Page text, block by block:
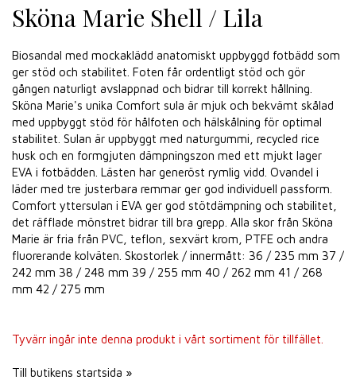
Sköna Marie Shell / Lila
Biosandal med mockaklädd anatomiskt uppbyggd fotbädd som
ger stöd och stabilitet. Foten får ordentligt stöd och gör
gången naturligt avslappnad och bidrar till korrekt hållning.
Sköna Marie's unika Comfort sula är mjuk och bekvämt skålad
med uppbyggt stöd för hålfoten och hälskålning för optimal
stabilitet. Sulan är uppbyggt med naturgummi, recycled rice
husk och en formgjuten dämpningszon med ett mjukt lager
EVA i fotbädden. Lästen har generöst rymlig vidd. Ovandel i
läder med tre justerbara remmar ger god individuell passform.
Comfort yttersulan i EVA ger god stötdämpning och stabilitet,
det räfflade mönstret bidrar till bra grepp. Alla skor från Sköna
Marie är fria från PVC, teflon, sexvärt krom, PTFE och andra
fluorerande kolväten. Skostorlek / innermått: 36 / 235 mm 37 /
242 mm 38 / 248 mm 39 / 255 mm 40 / 262 mm 41 / 268
mm 42 / 275 mm
Tyvärr ingår inte denna produkt i vårt sortiment för tillfället.
Till butikens startsida »